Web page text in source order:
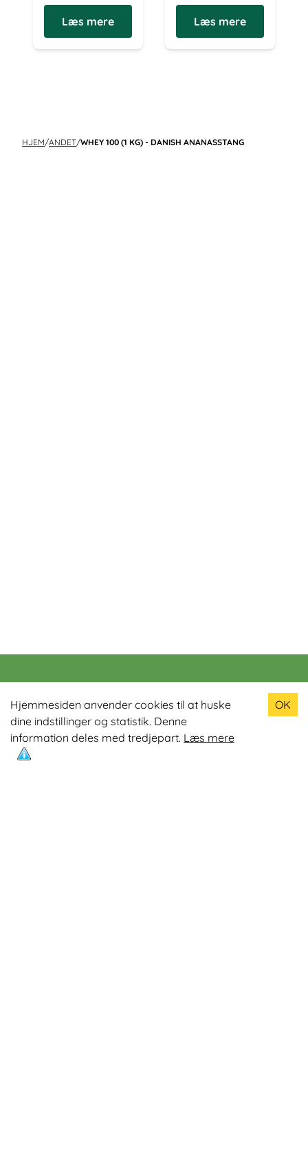
Hjemmesiden anvender cookies til at huske
dine indstillinger og statistik. Denne
information deles med tredjepart. Læs mere
OK
Læs mere Læs mere
HJEM/ANDET/WHEY 100 (1 KG) - DANISH ANANASSTANG
Populære produkter
Odin R900 Romaskine
Odin S900 Spinningcykel